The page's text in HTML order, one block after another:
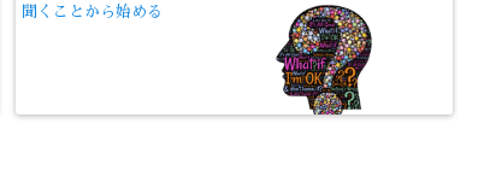
聞くことから始める